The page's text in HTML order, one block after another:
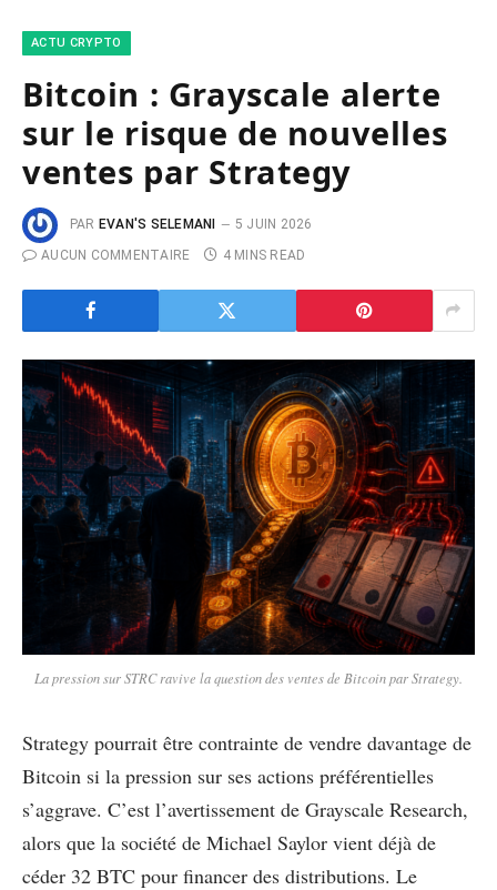
ACTU CRYPTO
Bitcoin : Grayscale alerte
sur le risque de nouvelles
ventes par Strategy
PAR EVAN'S SELEMANI
5 JUIN 2026
AUCUN COMMENTAIRE
4 MINS READ
La pression sur STRC ravive la question des ventes de Bitcoin par Strategy.
Strategy pourrait être contrainte de vendre davantage de
Bitcoin si la pression sur ses actions préférentielles
s’aggrave. C’est l’avertissement de Grayscale Research,
alors que la société de Michael Saylor vient déjà de
céder 32 BTC pour financer des distributions. Le